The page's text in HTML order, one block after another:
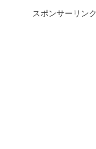
スポンサーリンク